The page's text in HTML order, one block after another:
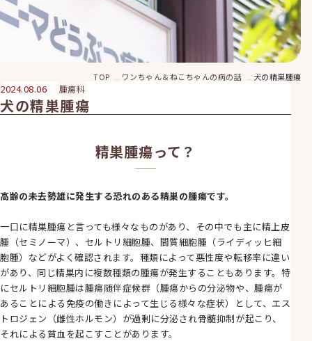
TOP ワンちゃん＆ねこちゃんの病の話 犬の精巣腫瘍
2024.08.06 腫瘍科
犬の精巣腫瘍
精巣腫瘍って？
高齢の未去勢雄に発生する恐れのある精巣の腫瘍です。
一口に精巣腫瘍と言っても様々なものがあり、その中でも主に精上皮
腫（セミノーマ）、セルトリ細胞腫、間質細胞腫（ライディッヒ細
胞腫）などがよく確認されます。種類によって悪性度や転移率に違い
があり、同じ精巣内に複数種類の腫瘍が発生することもあります。特
にセルトリ細胞腫は腫瘍随伴症候群（腫瘍からの分泌物や、腫瘍が
あることによる免疫の働きによって生じる様々な症状）として、エス
トロジェン（雌性ホルモン）が過剰に分泌され骨髄抑制が起こり、
それによる貧血を起こすことがあります。